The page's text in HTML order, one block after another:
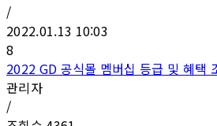
/
2022.01.13 10:03
8
2022 GD 공식몰 멤버십 등급 및 혜택
관리자
/